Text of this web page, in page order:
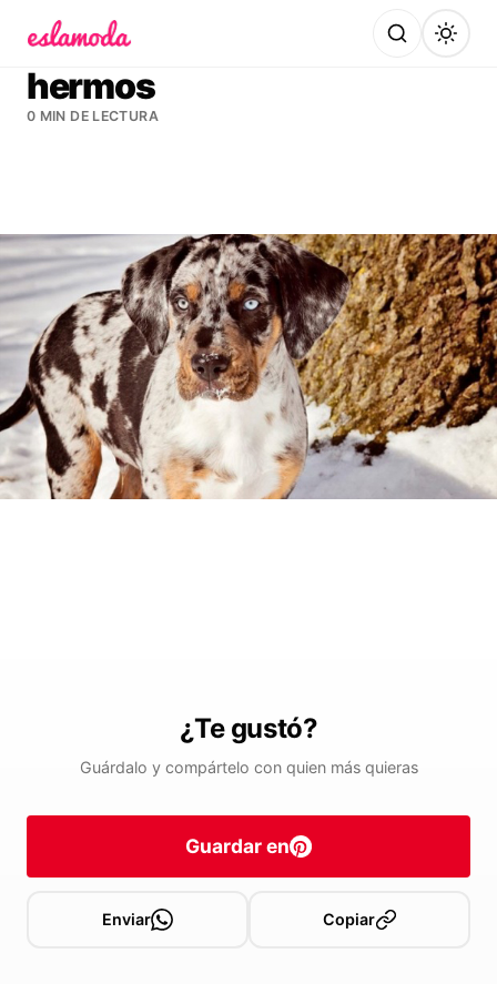
hermos
0 MIN DE LECTURA
¿Te gustó?
Guárdalo y compártelo con quien más quieras
Guardar en
Enviar Copiar